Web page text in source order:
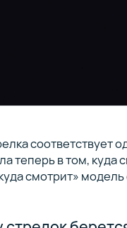
соответствует
теперь в том, куда
смотрит»